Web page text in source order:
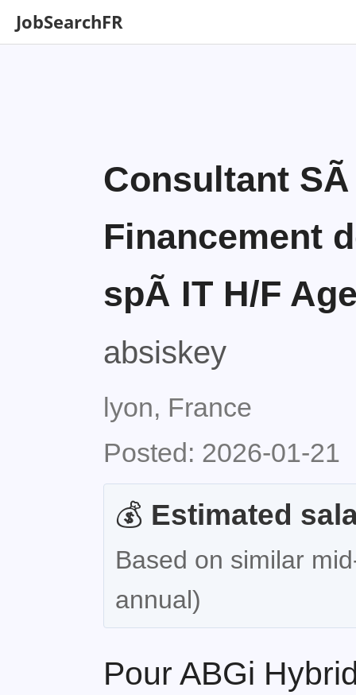
JobSearchFR
Consultant
Financement
spÃ IT H/F
absiskey
lyon, France
Posted: 2026-01-21
💰 Estimated
Based on similar
annual)
Pour ABGi